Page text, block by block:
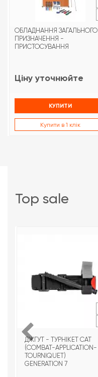
ОБЛАДНАННЯ ЗАГАЛЬНОГО
ПРИЗНАЧЕННЯ -
ПРИСТОСУВАННЯ
Ціну уточнюйте
КУПИТИ
Купити в 1 клік
top sale
ДЖГУТ - ТУРНІКЕТ CAT
(COMBAT-APPLICATION-
TOURNIQUET)
GENERATION 7